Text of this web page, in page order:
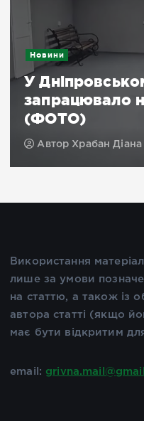
Новини
У
запрацювало
(ФОТО)
Автор Храбан Діана
Використання
лише за умови
на статтю, а також із
автора статті (якщо
має бути відкритим
email: